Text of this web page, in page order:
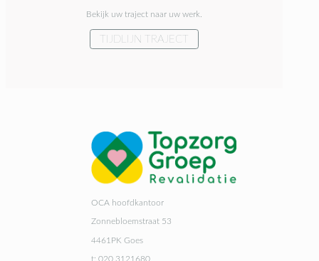
Bekijk uw traject naar uw werk.
TIJDLIJN TRAJECT
OCA hoofdkantoor
Zonnebloemstraat 53
4461PK Goes
t: 020 3121680